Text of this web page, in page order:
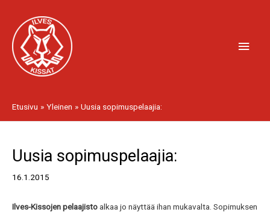
sisältöön
Etusivu Yleinen Uusia sopimuspelaajia:
Uusia sopimuspelaajia:
16.1.2015
Ilves-Kissojen pelaajistoalkaa jo näyttää ihan mukavalta. Sopimuksen
selaus